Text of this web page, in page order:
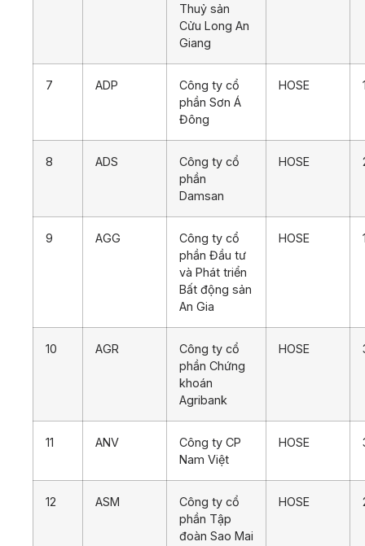
Thuỷ sản
Cửu Long An
Giang
7 ADP
Công ty cổ
phần Sơn Á
Đông
HOSE
8 ADS
Công ty cổ
phần
Damsan
HOSE
9 AGG
Công ty cổ
phần Đầu tư
và Phát triển
Bất động sản
An Gia
HOSE
10 AGR
Công ty cổ
phần Chứng
khoán
Agribank
HOSE
11 ANV
Công ty CP
Nam Việt
HOSE
12 ASM
Công ty cổ
phần Tập
đoàn Sao Mai
HOSE